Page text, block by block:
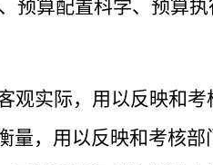
预算配置科学、预算
观实际，用以反映和
量，用以反映和考核部